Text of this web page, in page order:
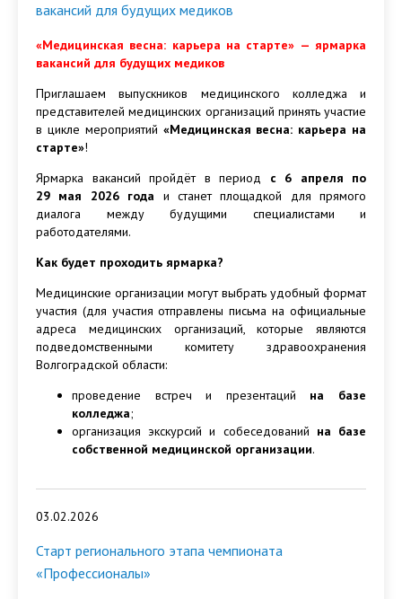
вакансий для будущих медиков
«Медицинская весна: карьера на старте» — ярмарка
вакансий для будущих медиков
Приглашаем выпускников медицинского колледжа и
представителей медицинских организаций принять участие
в цикле мероприятий «Медицинская весна: карьера на
старте»!
Ярмарка вакансий пройдёт в период с 6 апреля по
29 мая 2026 года и станет площадкой для прямого
диалога между будущими специалистами и
работодателями.
Как будет проходить ярмарка?
Медицинские организации могут выбрать удобный формат
участия (для участия отправлены письма на официальные
адреса медицинских организаций, которые являются
подведомственными комитету здравоохранения
Волгоградской области:
проведение встреч и презентаций на базе
колледжа;
организация экскурсий и собеседований на базе
собственной медицинской организации.
03.02.2026
Старт регионального этапа чемпионата
«Профессионалы»